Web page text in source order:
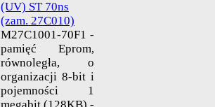
(UV) ST 70ns
(zam. 27C010)
M27C1001-70F1 -
pamięć Eprom,
równoległa, o
organizacji 8-bit i
pojemności 1